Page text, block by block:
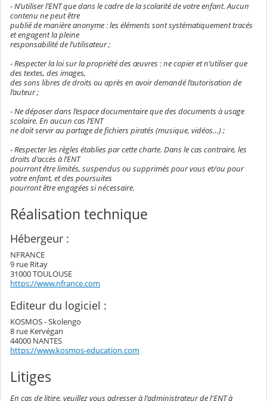
- N’utiliser l’ENT que dans le cadre de la scolarité de votre enfant. Aucun
contenu ne peut être
publié de manière anonyme : les éléments sont systématiquement tracés
et engagent la pleine
responsabilité de l’utilisateur ;
- Respecter la loi sur la propriété des œuvres : ne copier et n’utiliser que
des textes, des images,
des sons libres de droits ou après en avoir demandé l’autorisation de
l’auteur ;
- Ne déposer dans l’espace documentaire que des documents à usage
scolaire. En aucun cas l’ENT
ne doit servir au partage de fichiers piratés (musique, vidéos…) ;
- Respecter les règles établies par cette charte. Dans le cas contraire, les
droits d'accès à l’ENT
pourront être limités, suspendus ou supprimés pour vous et/ou pour
votre enfant, et des poursuites
pourront être engagées si nécessaire.
Réalisation technique
Hébergeur :
NFRANCE
9 rue Ritay
31000 TOULOUSE
https://www.nfrance.com
Editeur du logiciel :
KOSMOS - Skolengo
8 rue Kervégan
44000 NANTES
https://www.kosmos-education.com
Litiges
En cas de litige, veuillez vous adresser à l'administrateur de l'ENT à